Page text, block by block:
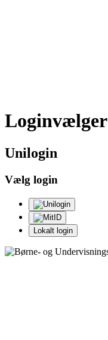
Loginvælger
Unilogin
Vælg login
Lokalt login